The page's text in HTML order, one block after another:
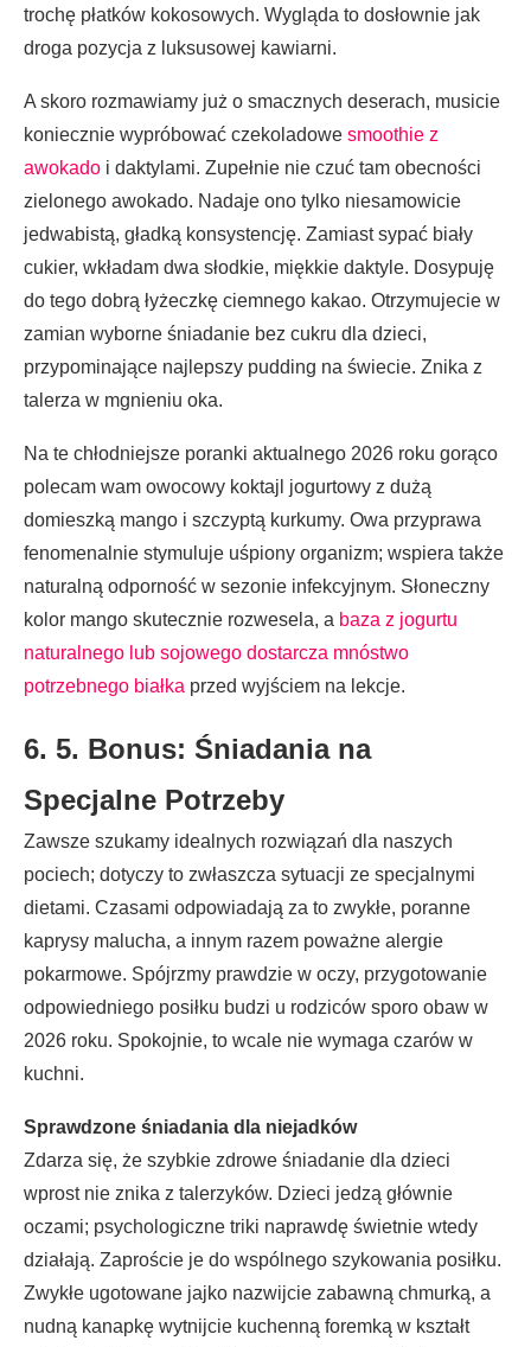
trochę płatków kokosowych. Wygląda to dosłownie jak
droga pozycja z luksusowej kawiarni.
A skoro rozmawiamy już o smacznych deserach, musicie
koniecznie wypróbować czekoladowe smoothie z
awokado i daktylami. Zupełnie nie czuć tam obecności
zielonego awokado. Nadaje ono tylko niesamowicie
jedwabistą, gładką konsystencję. Zamiast sypać biały
cukier, wkładam dwa słodkie, miękkie daktyle. Dosypuję
do tego dobrą łyżeczkę ciemnego kakao. Otrzymujecie w
zamian wyborne śniadanie bez cukru dla dzieci,
przypominające najlepszy pudding na świecie. Znika z
talerza w mgnieniu oka.
Na te chłodniejsze poranki aktualnego 2026 roku gorąco
polecam wam owocowy koktajl jogurtowy z dużą
domieszką mango i szczyptą kurkumy. Owa przyprawa
fenomenalnie stymuluje uśpiony organizm; wspiera także
naturalną odporność w sezonie infekcyjnym. Słoneczny
kolor mango skutecznie rozwesela, a baza z jogurtu
naturalnego lub sojowego dostarcza mnóstwo
potrzebnego białka przed wyjściem na lekcje.
6. 5. Bonus: Śniadania na
Specjalne Potrzeby
Zawsze szukamy idealnych rozwiązań dla naszych
pociech; dotyczy to zwłaszcza sytuacji ze specjalnymi
dietami. Czasami odpowiadają za to zwykłe, poranne
kaprysy malucha, a innym razem poważne alergie
pokarmowe. Spójrzmy prawdzie w oczy, przygotowanie
odpowiedniego posiłku budzi u rodziców sporo obaw w
2026 roku. Spokojnie, to wcale nie wymaga czarów w
kuchni.
Sprawdzone śniadania dla niejadków
Zdarza się, że szybkie zdrowe śniadanie dla dzieci
wprost nie znika z talerzyków. Dzieci jedzą głównie
oczami; psychologiczne triki naprawdę świetnie wtedy
działają. Zaproście je do wspólnego szykowania posiłku.
Zwykłe ugotowane jajko nazwijcie zabawną chmurką, a
nudną kanapkę wytnijcie kuchenną foremką w kształt